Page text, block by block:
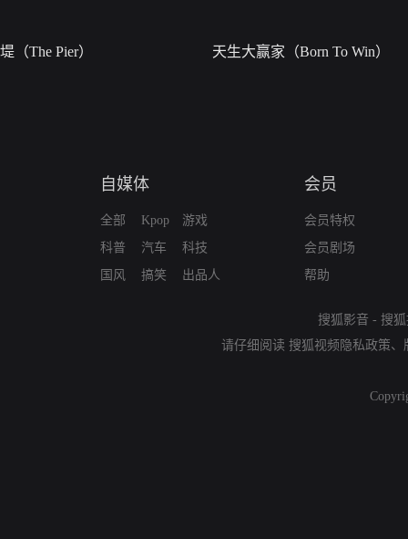
堤（The Pier） 天生大赢家（Born To Win）
自媒体
全部
科普
国风
Kpop
汽车
搞笑
游戏
科技
出品人
会员
会员特权
会员剧场
帮助
搜狐影音 - 搜
请仔细阅读 搜狐视频隐私政策、